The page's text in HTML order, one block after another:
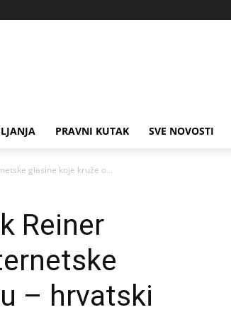
PRAVNI KUTAK SVE NOVOSTI
glasine koje kruže o...
Reiner
– hrvatski